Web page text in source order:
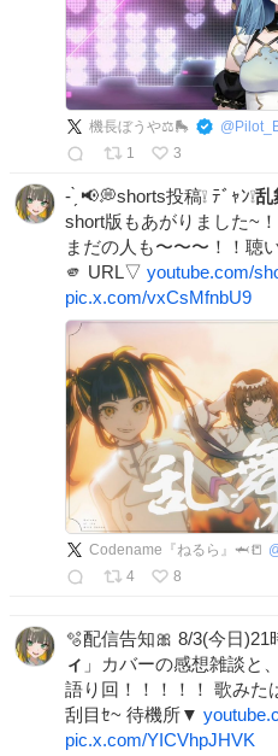
機長ぼうや⚖️🛼 @
1
3
- ̗̀ 📢💭shorts投稿❕ ﾃﾞｬﾝ❕乱
short版もあがりました~
まだの人も〜〜〜！！聴
🫵 URL▽ youtube.com/
pic.x.com/vxCsMfnbU9
Codename『ねるら』🦈📒
4
8
🫧配信告知🎀 8/3(今日)21
ィ 」カバーの感想雑談と
語り回！！！！！ 歌みた
刮目ｾ~ 待機所▼
pic.x.com/YICVhpJHVK